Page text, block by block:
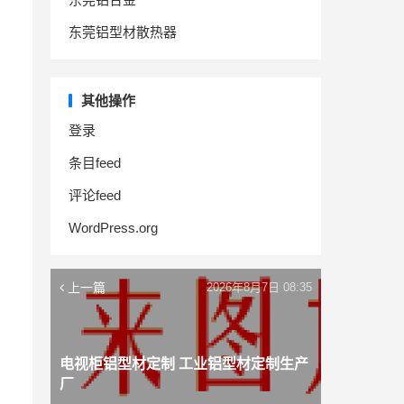
东莞铝型材散热器
其他操作
登录
条目feed
评论feed
WordPress.org
上一篇
电视柜铝型材定制 工业铝型材定制生产
厂
2026年8月7日 08:35